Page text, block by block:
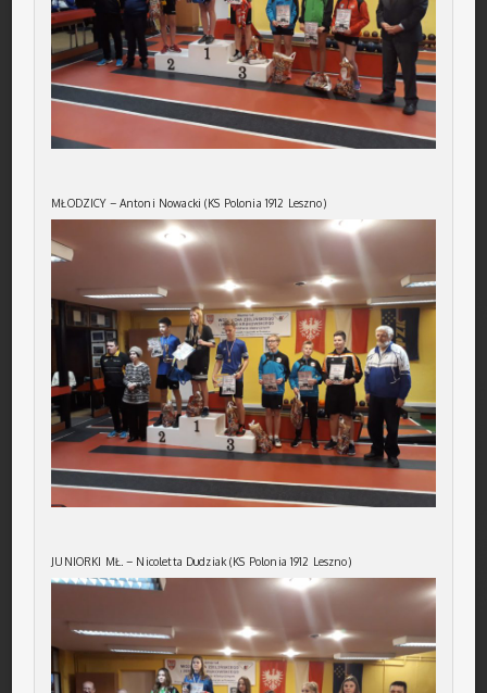
MŁODZICY – Antoni Nowacki (KS Polonia 1912 Leszno)
JUNIORKI MŁ. – Nicoletta Dudziak (KS Polonia 1912 Leszno)